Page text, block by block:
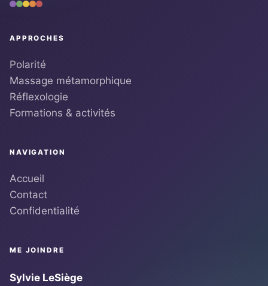
APPROCHES
Polarité
Massage métamorphique
Réflexologie
Formations & activités
NAVIGATION
Accueil
Contact
Confidentialité
ME JOINDRE
Sylvie LeSiège